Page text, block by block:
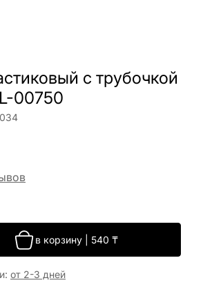
с трубочкой
00750
в корзину| 540 ₸
: от 2-3 дней